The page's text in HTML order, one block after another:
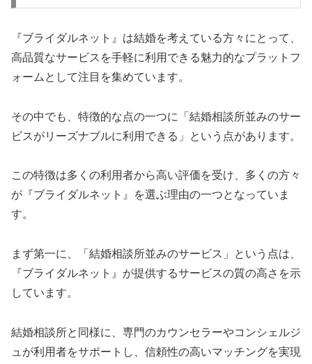
『ブライダルネット』は結婚を考えている方々にとって、
高品質なサービスを手軽に利用できる魅力的なプラットフ
ォームとして注目を集めています。
その中でも、特徴的な点の一つに「結婚相談所並みのサー
ビスがリーズナブルに利用できる」という点があります。
この特徴は多くの利用者から高い評価を受け、多くの方々
が『ブライダルネット』を選ぶ理由の一つとなっていま
す。
まず第一に、「結婚相談所並みのサービス」という点は、
『ブライダルネット』が提供するサービスの質の高さを示
しています。
結婚相談所と同様に、専門のカウンセラーやコンシェルジ
ュが利用者をサポートし、信頼性の高いマッチングを実現